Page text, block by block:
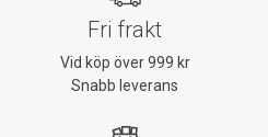
Fri frakt
Vid köp över 999 kr
Snabb leverans